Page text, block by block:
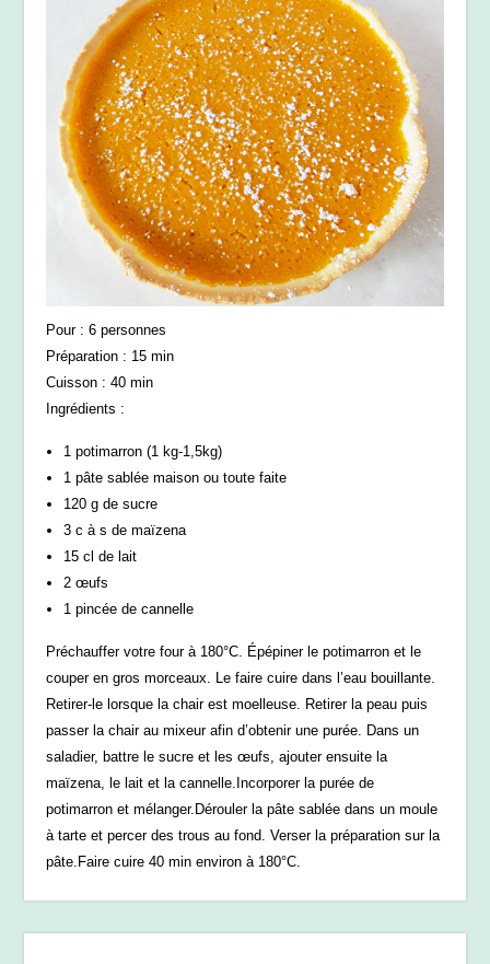
Pour : 6 personnes
Préparation : 15 min
Cuisson : 40 min
Ingrédients :
1 potimarron (1 kg-1,5kg)
1 pâte sablée maison ou toute faite
120 g de sucre
3 c à s de maïzena
15 cl de lait
2 œufs
1 pincée de cannelle
Préchauffer votre four à 180°C. Épépiner le potimarron et le
couper en gros morceaux. Le faire cuire dans l’eau bouillante.
Retirer-le lorsque la chair est moelleuse. Retirer la peau puis
passer la chair au mixeur afin d’obtenir une purée. Dans un
saladier, battre le sucre et les œufs, ajouter ensuite la
maïzena, le lait et la cannelle.Incorporer la purée de
potimarron et mélanger.Dérouler la pâte sablée dans un moule
à tarte et percer des trous au fond. Verser la préparation sur la
pâte.Faire cuire 40 min environ à 180°C.